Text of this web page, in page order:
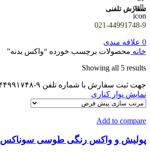
سفارش تلفنی
021-44991748-9
0 علاقه مندی
خانه محصولات برچسب خورده “واکس بدنه”
Showing all 5 results
جهت ثبت سفارش با شماره تلفن ۹-۴۴۹۹۱۷۴۸-۰۲۱ تماس بگیرید.
نمایش نوار کناری
Add to compare
پولیش و واکس رنگی طوسی سوناکس